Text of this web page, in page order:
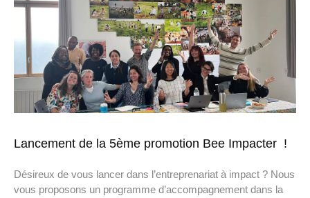
Lancement de la 5ème promotion Bee Impacter !
Désireux de vous lancer dans l’entreprenariat à impact ? Nous
vous proposons un programme d’accompagnement dans la